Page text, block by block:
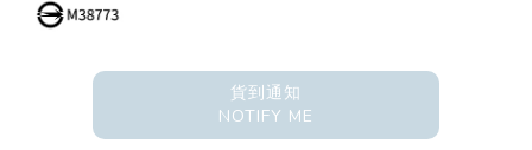
貨到通知
NOTIFY ME